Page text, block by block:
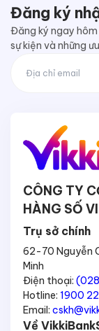
Đăng ký
Đăng ký ngay
sự kiện và những
CÔNG TY
HÀNG SỐ
Trụ sở chính
62-70 Nguyễn
Minh
Điện thoại:
Hotline: 1900
Email:
Về